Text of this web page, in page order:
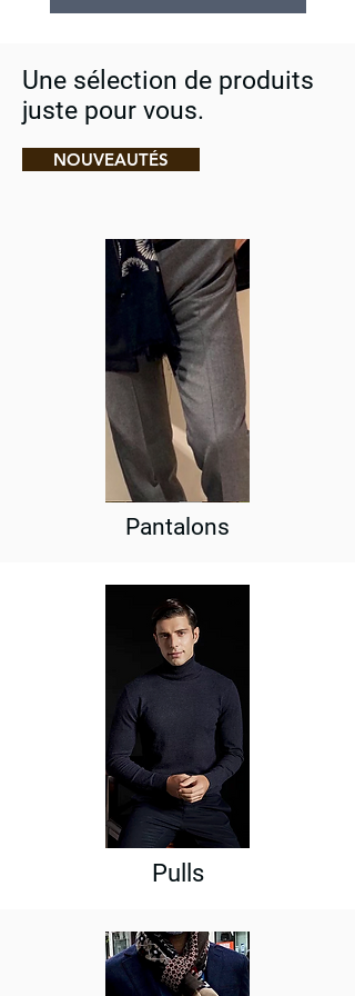
Une sélection de produits
juste pour vous.
NOUVEAUTÉS
Pantalons
Pulls